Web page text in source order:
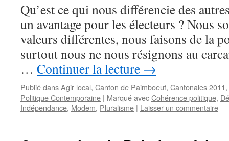
Qu’est ce qui nous différencie des
un avantage pour les électeurs ? Nous
valeurs différentes, nous faisons de la
surtout nous ne nous résignons au
… Continuer la lecture →
Publié dansAgir local, Canton de Paimboeuf, Cantonales 2011,
Politique Contemporaine | Marqué avecCohérence politique,
Indépendance, Modem, Pluralisme | Laisser un commentaire